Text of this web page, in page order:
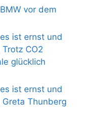
vor dem
ist ernst und
Trotz CO2
glücklich
ist ernst und
Greta Thunberg